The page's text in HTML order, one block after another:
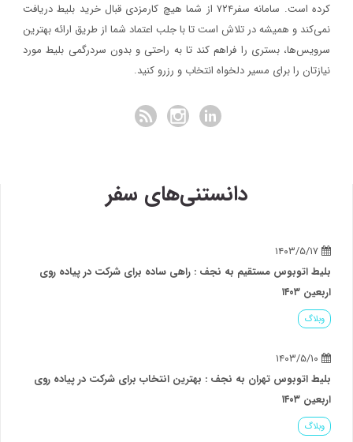
کرده است. سامانه سفر۷۲۴ از شما هیچ کارمزدی قبال خرید بلیط دریافت
نمی‌کند و همیشه در تلاش است تا با جلب اعتماد شما از طریق ارائه بهترین
سرویس‌ها، بستری را فراهم کند تا به راحتی و بدون سردرگمی بلیط مورد
نیازتان را برای مسیر دلخواه انتخاب و رزرو کنید.
دانستنی‌های سفر
بلیط اتوبوس مستقیم به نجف : راهی ساده برای شرکت در پیاده روی
اربعین ۱۴۰۳
وبلاگ
بلیط اتوبوس تهران به نجف : بهترین انتخاب برای شرکت در پیاده روی
اربعین ۱۴۰۳
وبلاگ